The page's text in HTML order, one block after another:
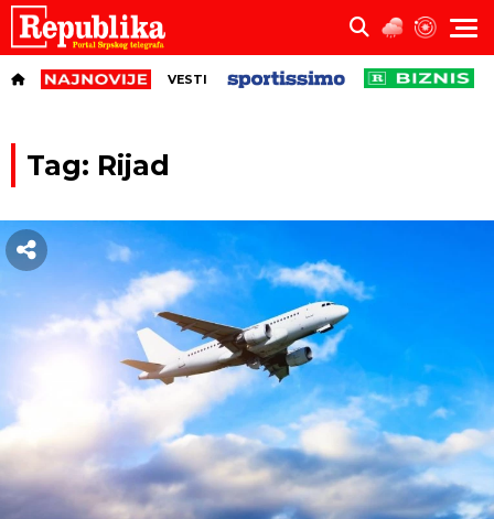
VESTI
Tag: Rijad